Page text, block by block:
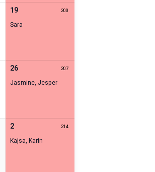
19 200
Sara
26 207
Jasmine, Jesper
2 214
Kajsa,Karin